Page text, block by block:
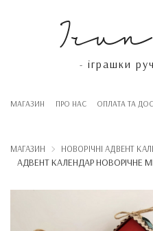
Irun
- іграшки
МАГАЗИН ПРО НАС OПЛАТА ТА
МАГАЗИН НОВОРІЧНІ АДВЕНТ
АДВЕНТ КАЛЕНДАР НОВОРІЧНЕ